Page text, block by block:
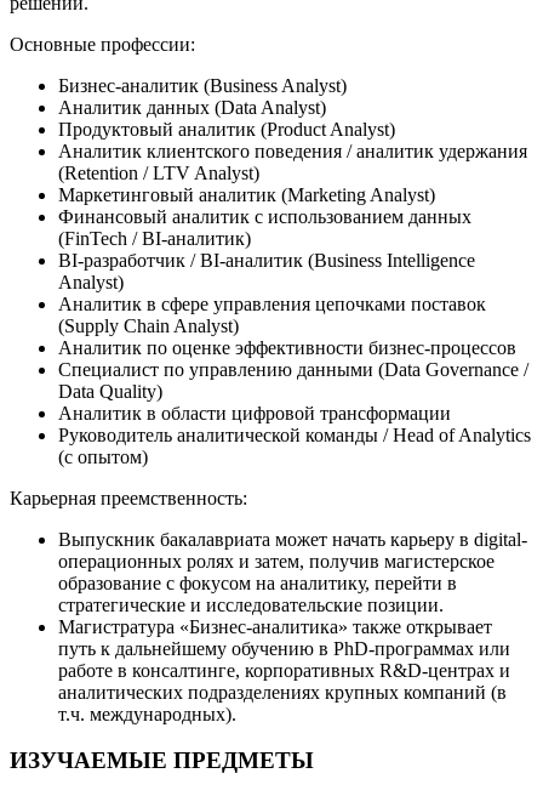
Основные профессии:
Бизнес-аналитик (Business Analyst)
Аналитик данных (Data Analyst)
Продуктовый аналитик (Product Analyst)
Аналитик клиентского поведения / аналитик удержания
(Retention / LTV Analyst)
Маркетинговый аналитик (Marketing Analyst)
Финансовый аналитик с использованием данных
(FinTech / BI-аналитик)
BI-разработчик / BI-аналитик (Business Intelligence
Analyst)
Аналитик в сфере управления цепочками поставок
(Supply Chain Analyst)
Аналитик по оценке эффективности бизнес-процессов
Специалист по управлению данными (Data Governance /
Data Quality)
Аналитик в области цифровой трансформации
Руководитель аналитической команды / Head of Analytics
(с опытом)
Карьерная преемственность:
Выпускник бакалавриата может начать карьеру в digital-
операционных ролях и затем, получив магистерское
образование с фокусом на аналитику, перейти в
стратегические и исследовательские позиции.
Магистратура «Бизнес-аналитика» также открывает
путь к дальнейшему обучению в PhD-программах или
работе в консалтинге, корпоративных R&D-центрах и
аналитических подразделениях крупных компаний (в
т.ч. международных).
ИЗУЧАЕМЫЕ ПРЕДМЕТЫ